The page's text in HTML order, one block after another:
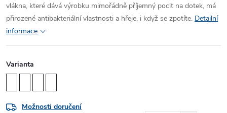
vlákna, které dává výrobku mimořádně příjemný pocit na dotek, má
přirozené antibakteriální vlastnosti a hřeje, i když se zpotíte. Detailní
informace
Varianta
Možnosti doručení